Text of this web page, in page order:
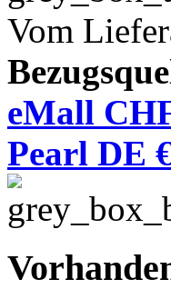
Vom
eMall
Pearl DE